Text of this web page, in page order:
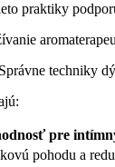
praktiky
techniky
pre
pohodu a